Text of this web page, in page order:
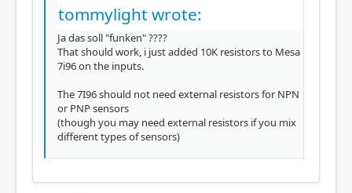
tommylight wrote:
Ja das soll "funken" ????
That should work, i just added 10K resistors to Mesa
7i96 on the inputs.
The 7I96 should not need external resistors for NPN
or PNP sensors
(though you may need external resistors if you mix
different types of sensors)